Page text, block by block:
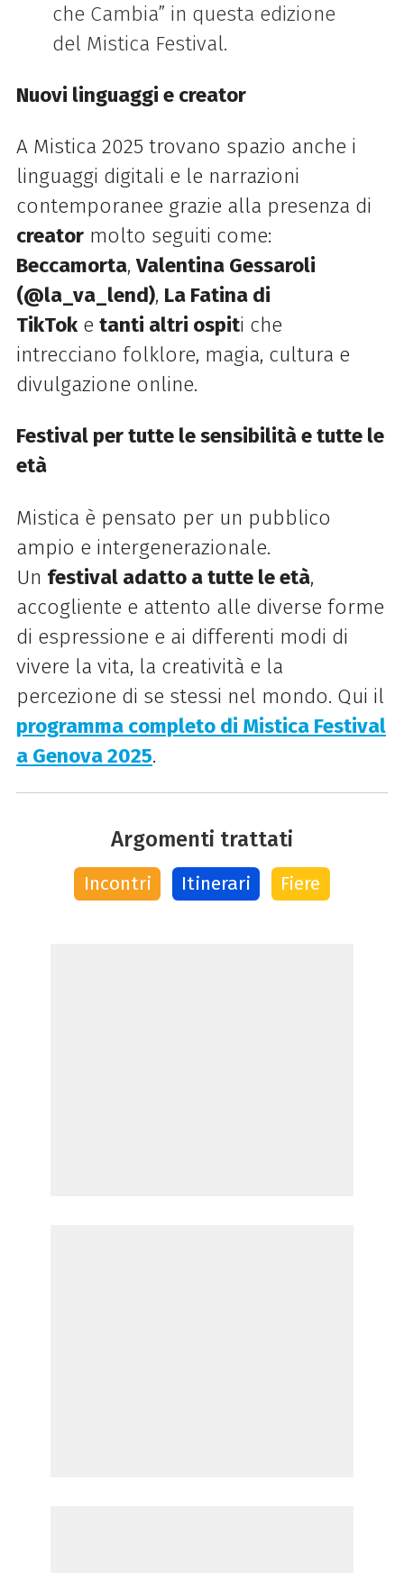
che Cambia” in questa edizione
del Mistica Festival.
Nuovi linguaggi e creator
A Mistica 2025 trovano spazio anche i
linguaggi digitali e le narrazioni
contemporanee grazie alla presenza di
creatormolto seguiti come:
Beccamorta,Valentina Gessaroli
(@la_va_lend), La Fatina di
TikToke tanti altri ospiti che
intrecciano folklore, magia, cultura e
divulgazione online.
Festivalper tutte le sensibilità e tutte le
età
Mistica è pensato per un pubblico
ampio e intergenerazionale.
Un festivaladatto a tutte le età,
accogliente e attento alle diverse forme
di espressione e ai differenti modi di
vivere la vita, la creatività e la
percezione di se stessi nel mondo. Qui il
programma completo di Mistica Festival
a Genova 2025.
Argomenti trattati
Incontri Itinerari Fiere